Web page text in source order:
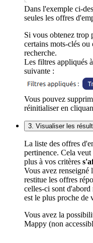
Dans l'exemple ci-
seules les offres
Si vous obtenez trop
certains mots-clés
recherche.
Les filtres appliqués
suivante :
Vous pouvez
réinitialiser en
3. Visualiser les
La liste des offres
pertinence. Cela
plus à vos critères
Vous avez
restitue les offres
celles-ci sont
est le plus proche de
Vous avez la
Mappy (non